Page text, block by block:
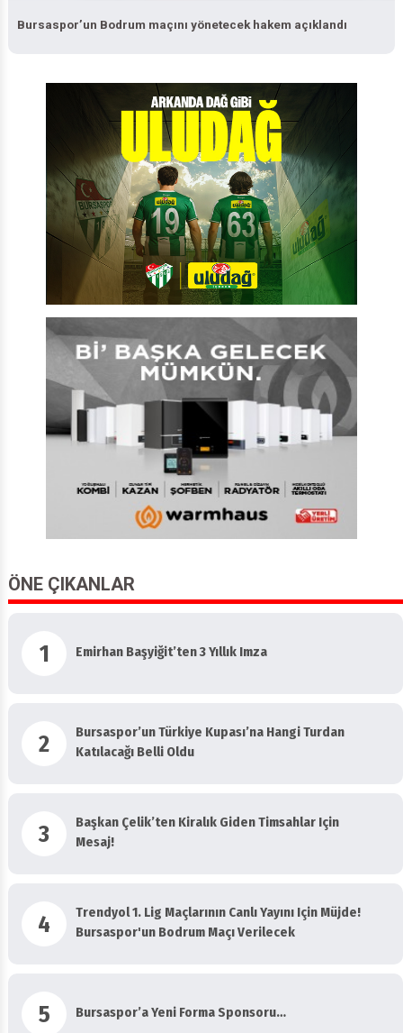
Bursaspor’un Bodrum maçını yönetecek hakem açıklandı
ÖNE ÇIKANLAR
1 Emirhan Başyiğit’ten 3 Yıllık Imza
2
Bursaspor’un Türkiye Kupası’na Hangi Turdan
Katılacağı Belli Oldu
3
Başkan Çelik’ten Kiralık Giden Timsahlar Için
Mesaj!
4
Trendyol 1. Lig Maçlarının Canlı Yayını Için Müjde!
Bursaspor'un Bodrum Maçı Verilecek
5 Bursaspor’a Yeni Forma Sponsoru…